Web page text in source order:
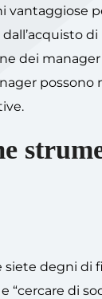
di
dei
possono
degni di
“cercare di